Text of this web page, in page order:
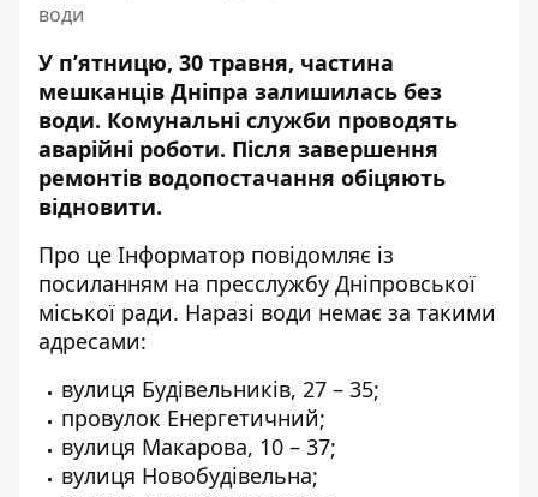
води
У п’ятницю, 30 травня, частина
мешканців Дніпра залишилась без
води. Комунальні служби проводять
аварійні роботи. Після завершення
ремонтів водопостачання обіцяють
відновити.
Про це Інформатор повідомляє із
посиланням на пресслужбу Дніпровської
міської ради. Наразі води немає за такими
адресами:
вулиця Будівельників, 27 – 35;
провулок Енергетичний;
вулиця Макарова, 10 – 37;
вулиця Новобудівельна;